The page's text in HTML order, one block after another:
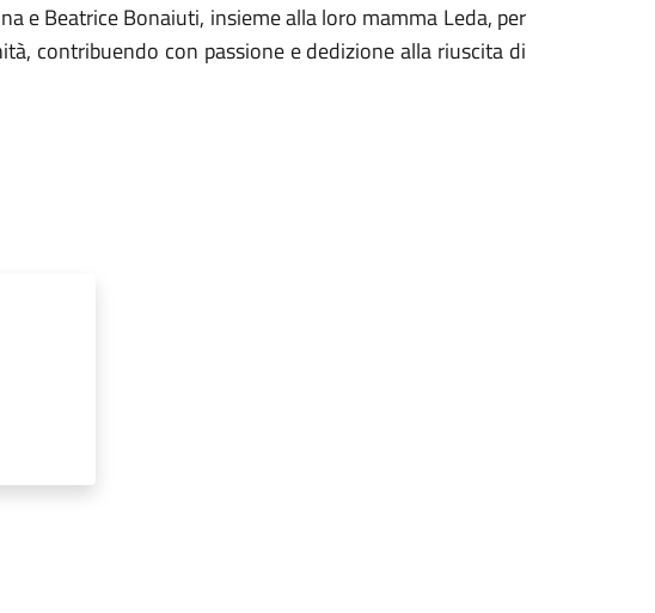
e Beatrice Bonaiuti, insieme alla loro mamma Leda, per
contribuendo con passione e dedizione alla riuscita di